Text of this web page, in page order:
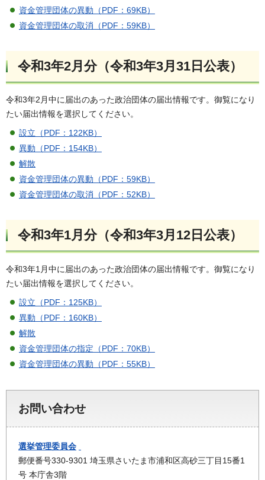
資金管理団体の異動（PDF：69KB）
資金管理団体の取消（PDF：59KB）
令和3年2月分（令和3年3月31日公表）
令和3年2月中に届出のあった政治団体の届出情報です。御覧になり
たい届出情報を選択してください。
設立（PDF：122KB）
異動（PDF：154KB）
解散
資金管理団体の異動（PDF：59KB）
資金管理団体の取消（PDF：52KB）
令和3年1月分（令和3年3月12日公表）
令和3年1月中に届出のあった政治団体の届出情報です。御覧になり
たい届出情報を選択してください。
設立（PDF：125KB）
異動（PDF：160KB）
解散
資金管理団体の指定（PDF：70KB）
資金管理団体の異動（PDF：55KB）
お問い合わせ
選挙管理委員会
郵便番号330-9301 埼玉県さいたま市浦和区高砂三丁目15番1
号 本庁舎3階